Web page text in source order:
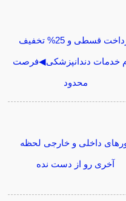
پرداخت قسطی و 25% تخفیف
خدمات دندانپزشکی◀فرصت
محدود
داخلی و خارجی لحظه
آخری رو از دست نده